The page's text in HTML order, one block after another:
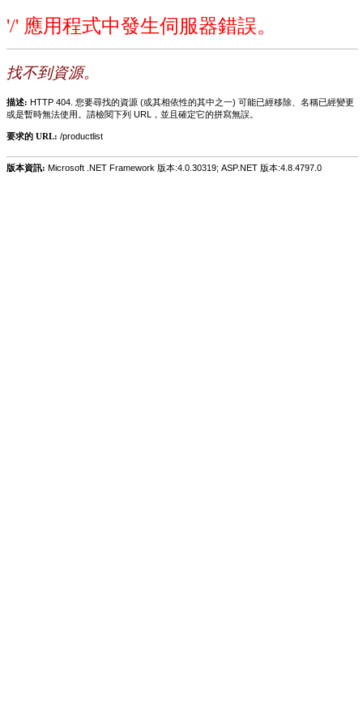
'/' 應用程式中發生伺服器錯誤。
找不到資源。
描述: HTTP 404. 您要尋找的資源 (或其相依性的其中之一) 可能已經移除、名稱已經變更
或是暫時無法使用。請檢閱下列 URL，並且確定它的拼寫無誤。
要求的 URL: /productlist
版本資訊: Microsoft .NET Framework 版本:4.0.30319; ASP.NET 版本:4.8.4797.0